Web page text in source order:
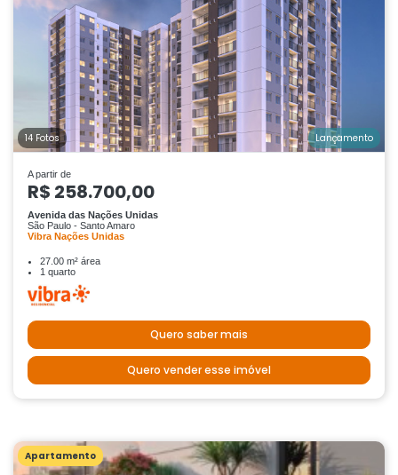
14 Fotos Lançamento
A partir de
R$ 258.700,00
Avenida das Nações Unidas
São Paulo - Santo Amaro
Vibra Nações Unidas
27.00 m² área
1 quarto
Quero saber mais
Quero vender esse imóvel
Apartamento